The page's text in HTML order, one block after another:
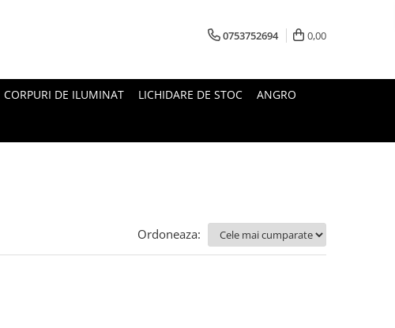
0753752694 0,00
CORPURI DE ILUMINAT LICHIDARE DE STOC ANGRO
Ordoneaza: